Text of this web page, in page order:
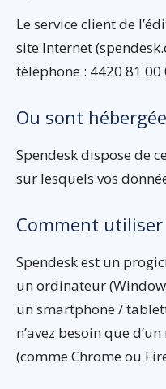
Le service client de
site Internet
téléphone : 4420 81 00
Ou sont
Spendesk dispose de
sur lesquels vos
Comment utiliser
Spendesk est un
un ordinateur
un smartphone /
n’avez besoin que
(comme Chrome ou